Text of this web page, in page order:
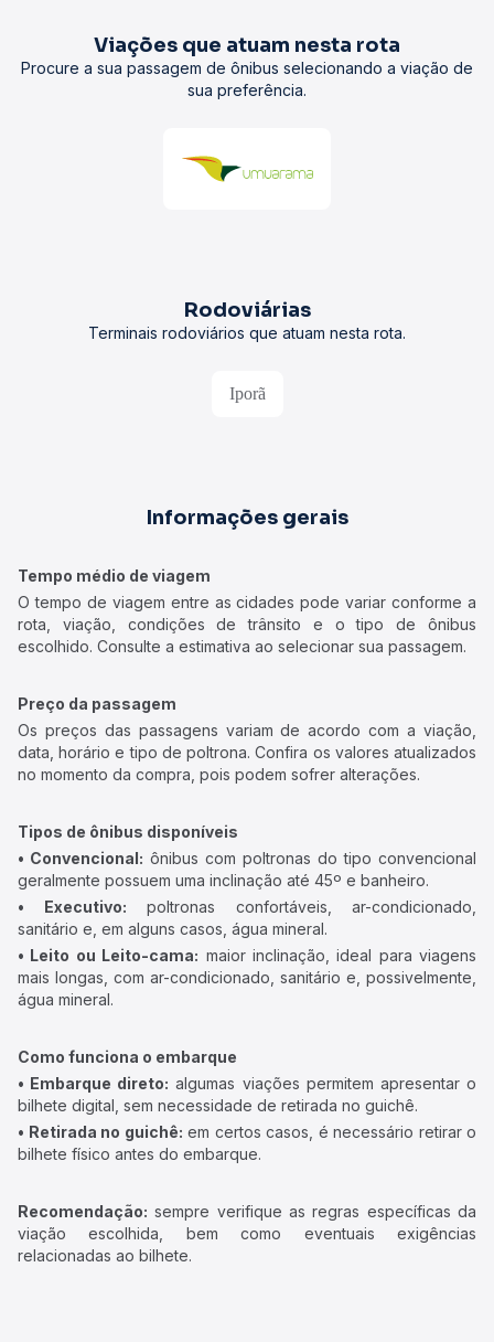
Viações que atuam nesta rota
Procure a sua passagem de ônibus selecionando a viação de
sua preferência.
Rodoviárias
Terminais rodoviários que atuam nesta rota.
Iporã
Informações gerais
Tempo médio de viagem
O tempo de viagem entre as cidades pode variar conforme a
rota, viação, condições de trânsito e o tipo de ônibus
escolhido. Consulte a estimativa ao selecionar sua passagem.
Preço da passagem
Os preços das passagens variam de acordo com a viação,
data, horário e tipo de poltrona. Confira os valores atualizados
no momento da compra, pois podem sofrer alterações.
Tipos de ônibus disponíveis
• Convencional: ônibus com poltronas do tipo convencional
geralmente possuem uma inclinação até 45º e banheiro.
• Executivo: poltronas confortáveis, ar-condicionado,
sanitário e, em alguns casos, água mineral.
• Leito ou Leito-cama: maior inclinação, ideal para viagens
mais longas, com ar-condicionado, sanitário e, possivelmente,
água mineral.
Como funciona o embarque
• Embarque direto: algumas viações permitem apresentar o
bilhete digital, sem necessidade de retirada no guichê.
• Retirada no guichê: em certos casos, é necessário retirar o
bilhete físico antes do embarque.
Recomendação: sempre verifique as regras específicas da
viação escolhida, bem como eventuais exigências
relacionadas ao bilhete.